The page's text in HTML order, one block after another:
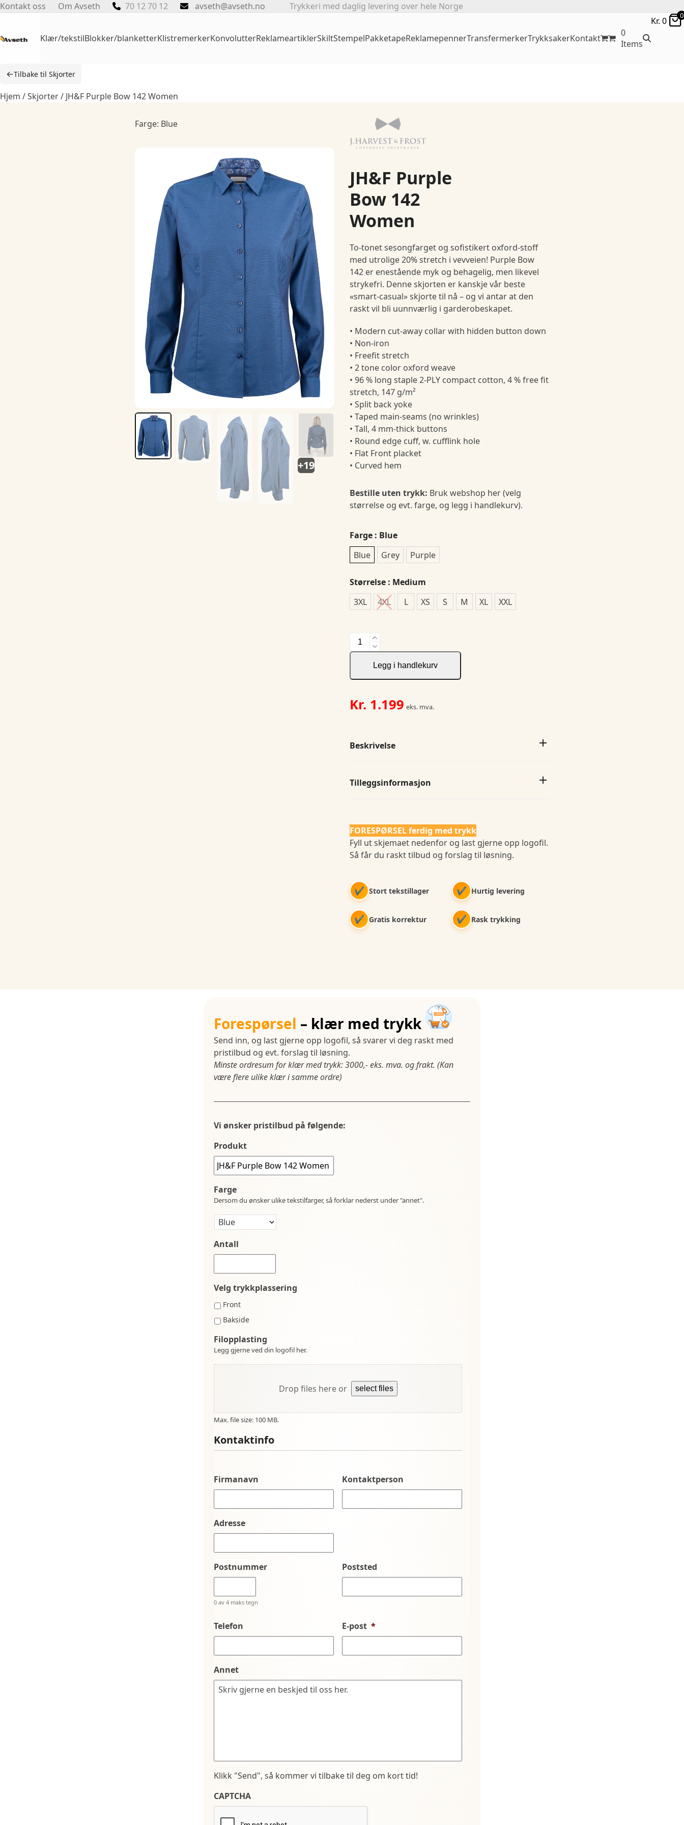
Skip
Kontakt oss Om Avseth 70 12 70 12 avseth@avseth.no Trykkeri med daglig levering over hele Norge
Klær/tekstilBlokker/blanketterKlistremerkerKonvolutterReklameartiklerSkiltStempelPakketapeReklamepennerTransfermerkerTrykksakerKontakt
0
Items
Kr. 0 0
←Tilbake til Skjorter
Hjem /Skjorter/ JH&F Purple Bow 142 Women
Farge: Blue
+19
JH&F Purple
Bow 142
Women
To-tonet sesongfarget og sofistikert oxford-stoff
med utrolige 20% ​​stretch i vevveien! Purple Bow
142 er enestående myk og behagelig, men likevel
strykefri. Denne skjorten er kanskje vår beste
«smart-casual» skjorte til nå – og vi antar at den
raskt vil bli uunnværlig i garderobeskapet.
• Modern cut-away collar with hidden button down
• Non-iron
• Freefit stretch
• 2 tone color oxford weave
• 96 % long staple 2-PLY compact cotton, 4 % free fit
stretch, 147 g/m²
• Split back yoke
• Taped main-seams (no wrinkles)
• Tall, 4 mm-thick buttons
• Round edge cuff, w. cufflink hole
• Flat Front placket
• Curved hem
Bestille uten trykk: Bruk webshop her (velg
størrelse og evt. farge, og legg i handlekurv).
Farge : Blue
Blue
Grey Purple
Størrelse : Medium
3XL
4XL L XS S M XL XXL
JH&F
Purple
142
antall
Legg i handlekurv
Kr. 1.199 eks. mva.
Beskrivelse
Tilleggsinformasjon
FORESPØRSEL ferdig med trykk
Fyll ut skjemaet nedenfor og last gjerne opp logofil.
Så får du raskt tilbud og forslag til løsning.
✔ Stort tekstillager ✔ Hurtig levering
✔ Gratis korrektur ✔ Rask trykking
Forespørsel – klær med trykk
Send inn, og last gjerne opp logofil, så svarer vi deg raskt med
pristilbud og evt. forslag til løsning.
Minste ordresum for klær med trykk: 3000,- eks. mva. og frakt. (Kan
være flere ulike klær i samme ordre)
Vi ønsker pristilbud på følgende:
Produkt
Farge
Dersom du ønsker ulike tekstilfarger, så forklar nederst under "annet".
Antall
Velg trykkplassering
Front
Bakside
Filopplasting
Legg gjerne ved din logofil her.
Drop files here or select files
Max. file size: 100 MB.
Kontaktinfo
Firmanavn Kontaktperson
Adresse
Postnummer
0 av 4 maks tegn
Poststed
Telefon E-post *
Annet
Klikk "Send", så kommer vi tilbake til deg om kort tid!
CAPTCHA